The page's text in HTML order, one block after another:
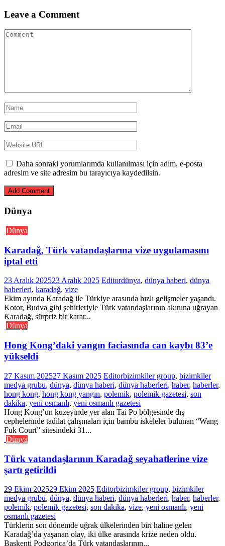
Leave a Comment
Daha sonraki yorumlarımda kullanılması için adım, e-posta
adresim ve site adresim bu tarayıcıya kaydedilsin.
Dünya
Dünya
Karadağ, Türk vatandaşlarına vize uygulamasını
iptal etti
23 Aralık 202523 Aralık 2025 Editordünya, dünya haberi, dünya
haberleri, karadağ, vize
Ekim ayında Karadağ ile Türkiye arasında hızlı gelişmeler yaşandı.
Kotor, Budva gibi şehirleriyle Türk vatandaşlarının akınına uğrayan
Karadağ, sürpriz bir karar...
Dünya
Hong Kong’daki yangın faciasında can kaybı 83’e
yükseldi
27 Kasım 202527 Kasım 2025 Editorbizimkiler group, bizimkiler
medya grubu, dünya, dünya haberi, dünya haberleri, haber, haberler,
hong kong, hong kong yangın, polemik, polemik gazetesi, son
dakika, yeni osmanlı, yeni osmanlı gazetesi
Hong Kong’un kuzeyinde yer alan Tai Po bölgesinde dış
cephelerinde tadilat çalışmaları için bambu iskeleler bulunan “Wang
Fuk Court” sitesindeki 31...
Dünya
Türk vatandaşlarının Karadağ seyahatlerine vize
şartı getirildi
29 Ekim 202529 Ekim 2025 Editorbizimkiler group, bizimkiler
medya grubu, dünya, dünya haberi, dünya haberleri, haber, haberler,
polemik, polemik gazetesi, son dakika, vize, yeni osmanlı, yeni
osmanlı gazetesi
Türklerin son dönemde uğrak ülkelerinden biri haline gelen
Karadağ’da yaşanan olay, iki ülke arasında krize neden oldu.
Başkenti Podgorica’da Türk vatandaşlarının...